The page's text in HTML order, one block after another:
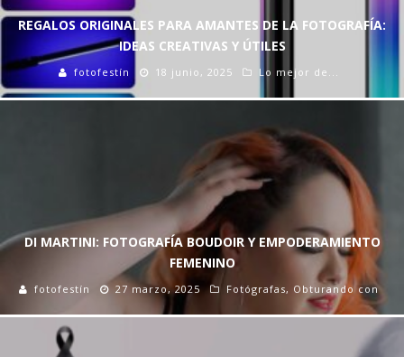
REGALOS ORIGINALES PARA AMANTES DE LA FOTOGRAFÍA:
IDEAS CREATIVAS Y ÚTILES
fotofestín 18 junio, 2025 Lo mejor de...
DI MARTINI: FOTOGRAFÍA BOUDOIR Y EMPODERAMIENTO
FEMENINO
fotofestín 27 marzo, 2025 Fotógrafas, Obturando con